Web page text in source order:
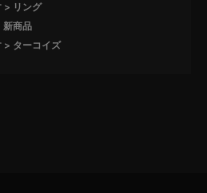
リング
新商品
ターコイズ